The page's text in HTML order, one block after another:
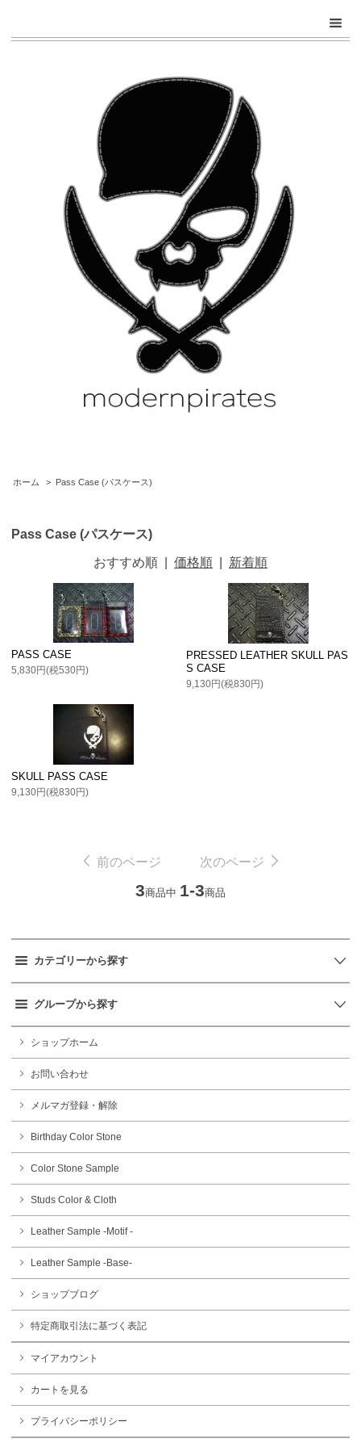
ホーム > Pass Case (パスケース)
Pass Case (パスケース)
おすすめ順 価格順 新着順
PASS CASE
5,830円(税530円)
PRESSED LEATHER SKULL PAS
S CASE
9,130円(税830円)
SKULL PASS CASE
9,130円(税830円)
前のページ 次のページ
3商品中 1-3商品
カテゴリーから探す
グループから探す
ショップホーム
お問い合わせ
メルマガ登録・解除
Birthday Color Stone
Color Stone Sample
Studs Color & Cloth
Leather Sample -Motif -
Leather Sample -Base-
ショップブログ
特定商取引法に基づく表記
マイアカウント
カートを見る
プライバシーポリシー